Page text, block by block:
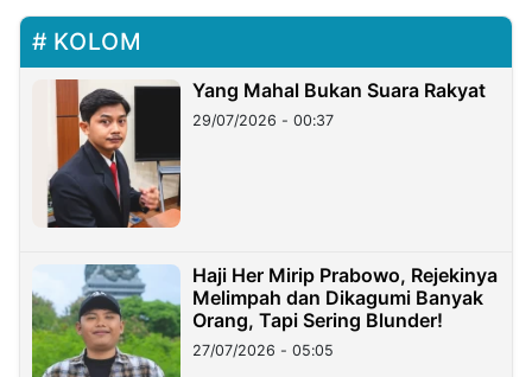
KOLOM
Yang Mahal Bukan Suara Rakyat
29/07/2026 - 00:37
Haji Her Mirip Prabowo, Rejekinya
Melimpah dan Dikagumi Banyak
Orang, Tapi Sering Blunder!
27/07/2026 - 05:05